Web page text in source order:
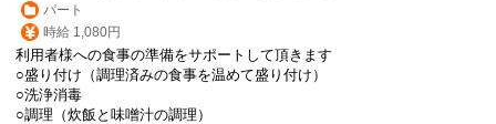
パート
時給 1,080円
利用者様への食事の準備をサポートして頂きます
○盛り付け（調理済みの食事を温めて盛り付け）
○洗浄消毒
○調理（炊飯と味噌汁の調理）